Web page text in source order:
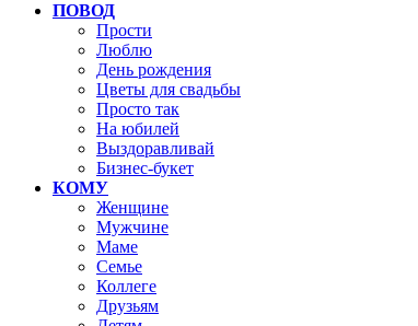
ПОВОД
Прости
Люблю
День рождения
Цветы для свадьбы
Просто так
На юбилей
Выздоравливай
Бизнес-букет
КОМУ
Женщине
Мужчине
Маме
Семье
Коллеге
Друзьям